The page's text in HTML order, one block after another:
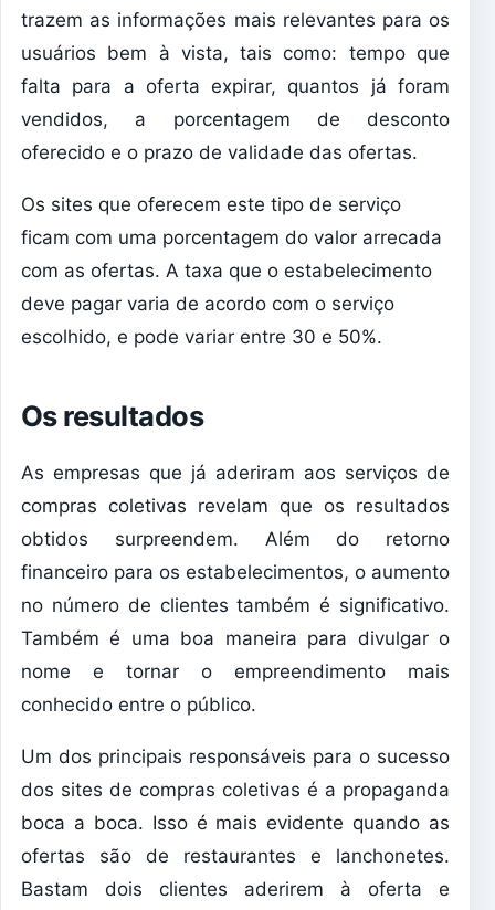
trazem as informações mais relevantes para os
usuários bem à vista, tais como: tempo que
falta para a oferta expirar, quantos já foram
vendidos, a porcentagem de desconto
oferecido e o prazo de validade das ofertas.
Os sites que oferecem este tipo de serviço
ficam com uma porcentagem do valor arrecada
com as ofertas. A taxa que o estabelecimento
deve pagar varia de acordo com o serviço
escolhido, e pode variar entre 30 e 50%.
Os resultados
As empresas que já aderiram aos serviços de
compras coletivas revelam que os resultados
obtidos surpreendem. Além do retorno
financeiro para os estabelecimentos, o aumento
no número de clientes também é significativo.
Também é uma boa maneira para divulgar o
nome e tornar o empreendimento mais
conhecido entre o público.
Um dos principais responsáveis para o sucesso
dos sites de compras coletivas é a propaganda
boca a boca. Isso é mais evidente quando as
ofertas são de restaurantes e lanchonetes.
Bastam dois clientes aderirem à oferta e